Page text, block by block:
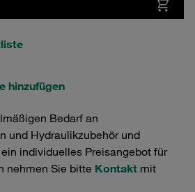
hinzufügen
Bedarf an
und Hydraulikzubehör und
individuelles Preisangebot für
nehmen Sie bitte Kontakt mit